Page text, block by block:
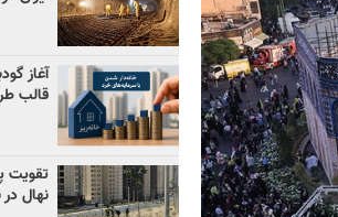
آغاز
قالب
تقویت
نهال